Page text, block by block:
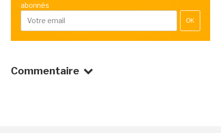
abonnés
OK
Commentaire